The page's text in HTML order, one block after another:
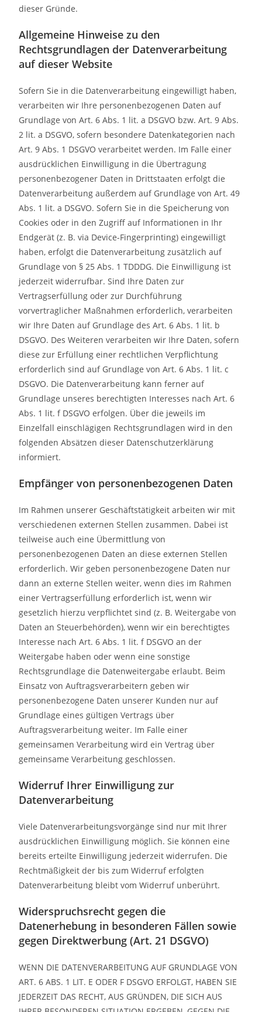
dieser Gründe.
Allgemeine Hinweise zu den
Rechtsgrundlagen der Datenverarbeitung
auf dieser Website
Sofern Sie in die Datenverarbeitung eingewilligt haben,
verarbeiten wir Ihre personenbezogenen Daten auf
Grundlage von Art. 6 Abs. 1 lit. a DSGVO bzw. Art. 9 Abs.
2 lit. a DSGVO, sofern besondere Datenkategorien nach
Art. 9 Abs. 1 DSGVO verarbeitet werden. Im Falle einer
ausdrücklichen Einwilligung in die Übertragung
personenbezogener Daten in Drittstaaten erfolgt die
Datenverarbeitung außerdem auf Grundlage von Art. 49
Abs. 1 lit. a DSGVO. Sofern Sie in die Speicherung von
Cookies oder in den Zugriff auf Informationen in Ihr
Endgerät (z. B. via Device-Fingerprinting) eingewilligt
haben, erfolgt die Datenverarbeitung zusätzlich auf
Grundlage von § 25 Abs. 1 TDDDG. Die Einwilligung ist
jederzeit widerrufbar. Sind Ihre Daten zur
Vertragserfüllung oder zur Durchführung
vorvertraglicher Maßnahmen erforderlich, verarbeiten
wir Ihre Daten auf Grundlage des Art. 6 Abs. 1 lit. b
DSGVO. Des Weiteren verarbeiten wir Ihre Daten, sofern
diese zur Erfüllung einer rechtlichen Verpflichtung
erforderlich sind auf Grundlage von Art. 6 Abs. 1 lit. c
DSGVO. Die Datenverarbeitung kann ferner auf
Grundlage unseres berechtigten Interesses nach Art. 6
Abs. 1 lit. f DSGVO erfolgen. Über die jeweils im
Einzelfall einschlägigen Rechtsgrundlagen wird in den
folgenden Absätzen dieser Datenschutzerklärung
informiert.
Empfänger von personenbezogenen Daten
Im Rahmen unserer Geschäftstätigkeit arbeiten wir mit
verschiedenen externen Stellen zusammen. Dabei ist
teilweise auch eine Übermittlung von
personenbezogenen Daten an diese externen Stellen
erforderlich. Wir geben personenbezogene Daten nur
dann an externe Stellen weiter, wenn dies im Rahmen
einer Vertragserfüllung erforderlich ist, wenn wir
gesetzlich hierzu verpflichtet sind (z. B. Weitergabe von
Daten an Steuerbehörden), wenn wir ein berechtigtes
Interesse nach Art. 6 Abs. 1 lit. f DSGVO an der
Weitergabe haben oder wenn eine sonstige
Rechtsgrundlage die Datenweitergabe erlaubt. Beim
Einsatz von Auftragsverarbeitern geben wir
personenbezogene Daten unserer Kunden nur auf
Grundlage eines gültigen Vertrags über
Auftragsverarbeitung weiter. Im Falle einer
gemeinsamen Verarbeitung wird ein Vertrag über
gemeinsame Verarbeitung geschlossen.
Widerruf Ihrer Einwilligung zur
Datenverarbeitung
Viele Datenverarbeitungsvorgänge sind nur mit Ihrer
ausdrücklichen Einwilligung möglich. Sie können eine
bereits erteilte Einwilligung jederzeit widerrufen. Die
Rechtmäßigkeit der bis zum Widerruf erfolgten
Datenverarbeitung bleibt vom Widerruf unberührt.
Widerspruchsrecht gegen die
Datenerhebung in besonderen Fällen sowie
gegen Direktwerbung (Art. 21 DSGVO)
WENN DIE DATENVERARBEITUNG AUF GRUNDLAGE VON
ART. 6 ABS. 1 LIT. E ODER F DSGVO ERFOLGT, HABEN SIE
JEDERZEIT DAS RECHT, AUS GRÜNDEN, DIE SICH AUS